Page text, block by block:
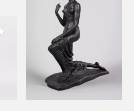
Meiner Sammlung hinzufügen